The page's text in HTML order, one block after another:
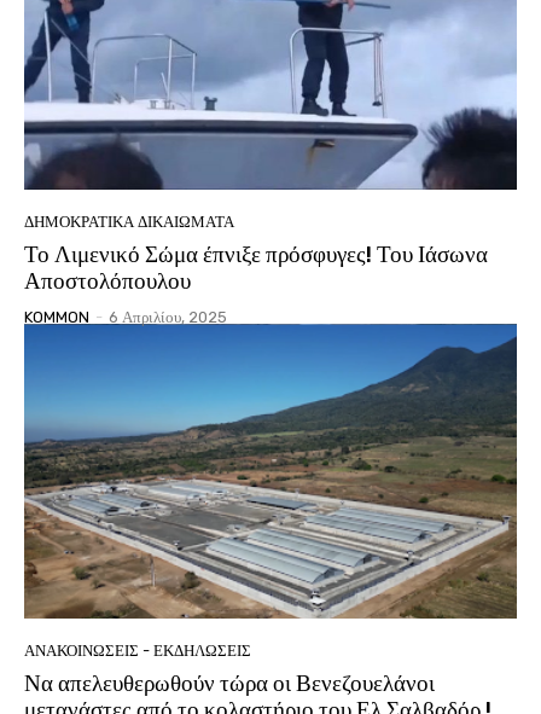
ΔΗΜΟΚΡΑΤΙΚΆ ΔΙΚΑΙΏΜΑΤΑ
Το Λιμενικό Σώμα έπνιξε πρόσφυγες! Του Ιάσωνα
Αποστολόπουλου
KOMMON - 6 Απριλίου, 2025
ΑΝΑΚΟΙΝΩΣΕΙΣ - ΕΚΔΗΛΩΣΕΙΣ
Να απελευθερωθούν τώρα οι Βενεζουελάνοι